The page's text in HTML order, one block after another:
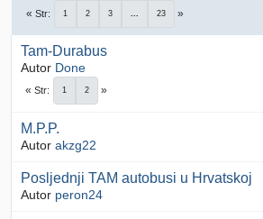
Str 1 2 3 ... 23
Tam-Durabus
Autor Done
Str 1 2
M.P.P.
Autor akzg22
Posljednji TAM autobusi u Hrvatskoj
Autor peron24